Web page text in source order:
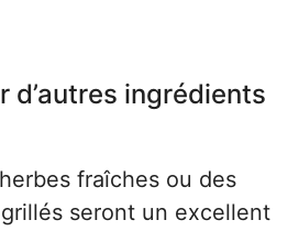
d’autres ingrédients
fraîches ou des
seront un excellent